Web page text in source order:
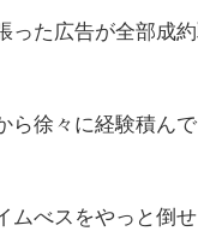
った広告が全部成
ら徐々に経験積ん
べスをやっと倒せ